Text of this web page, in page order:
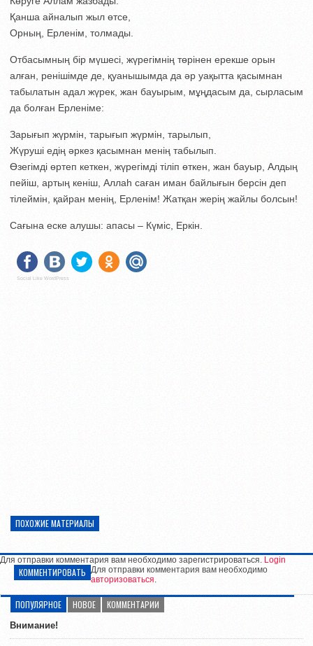
Қанша айналып жыл өтсе,
Орның, Ерленім, толмады.
Отбасымның бір мүшесі, жүрегімнің төрінен ерекше орын
алған, ренішімде де, қуанышымда да әр уақытта қасымнан
табылатын адал жүрек, жан бауырым, мұңдасым да, сырласым
да болған Ерленіме:
Зарығып жүрмін, тарығып жүрмін, тарылып,
Жүруші едің әркез қасымнан менің табылып.
Өзегімді өртеп кеткен, жүрегімді тіліп өткен, жан бауыр, Алдың
пейіш, артың кеніш, Аллаһ саған иман байлығын берсін деп
тілеймін, қайран менің, Ерленім! Жатқан жерің жайлы болсын!
Сағына еске алушы: апасы – Күміс, Еркін.
Social Like WordPress
ПОХОЖИЕ МАТЕРИАЛЫ
Для отправки комментария вам необходимо зарегистрироваться. Login
КОММЕНТИРОВАТЬ Для отправки комментария вам необходимо
авторизоваться.
ПОПУЛЯРНОЕ НОВОЕ КОММЕНТАРИИ
Внимание!